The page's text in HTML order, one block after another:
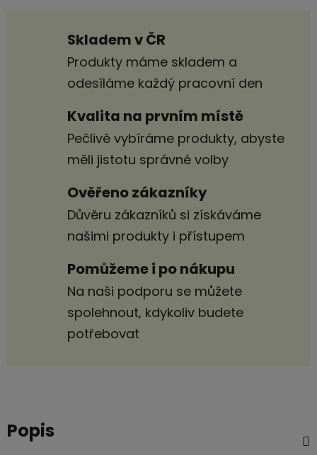
Skladem v ČR
Produkty máme skladem a
odesíláme každý pracovní den
Kvalita na prvním místě
Pečlivě vybíráme produkty, abyste
měli jistotu správné volby
Ověřeno zákazníky
Důvěru zákazníků si získáváme
našimi produkty i přístupem
Pomůžeme i po nákupu
Na naši podporu se můžete
spolehnout, kdykoliv budete
potřebovat
Popis